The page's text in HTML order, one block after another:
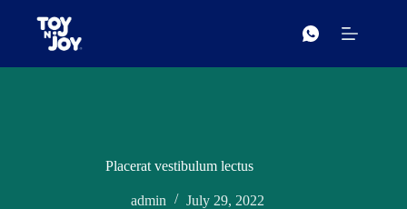
Placerat vestibulum lectus
admin July 29, 2022